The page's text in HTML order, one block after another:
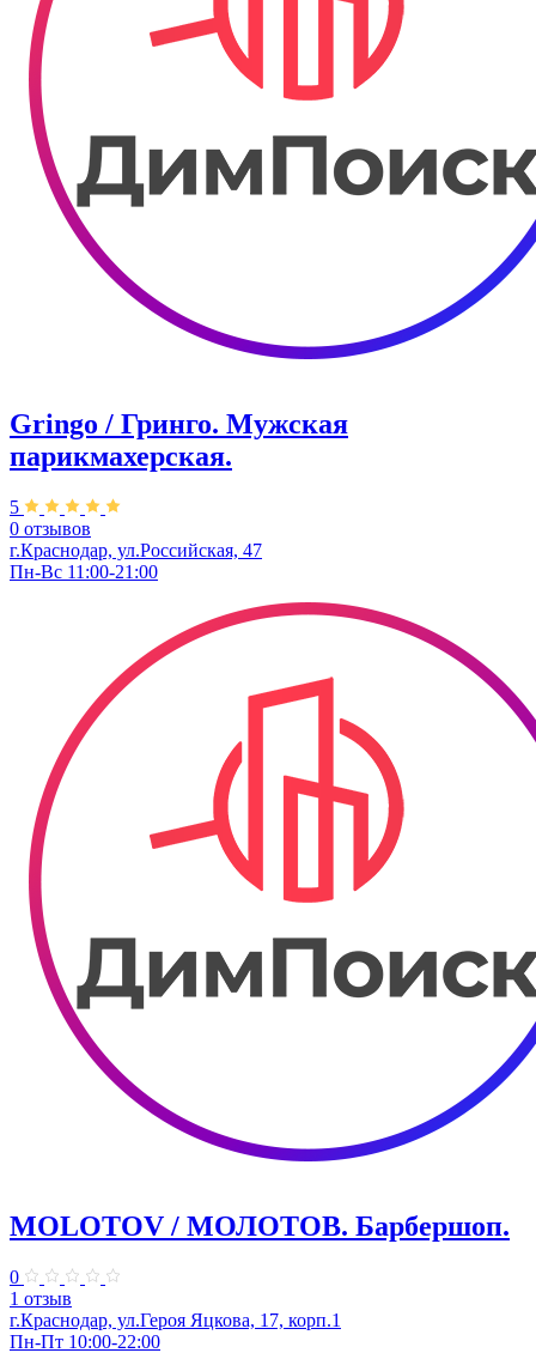
Gringo / Гринго. Мужская
парикмахерская.
5
0 отзывов
г.Краснодар, ул.Российская, 47
Пн-Вс 11:00-21:00
MOLOTOV / МОЛОТОВ. Барбершоп.
0
1 отзыв
г.Краснодар, ул.Героя Яцкова, 17, корп.1
Пн-Пт 10:00-22:00